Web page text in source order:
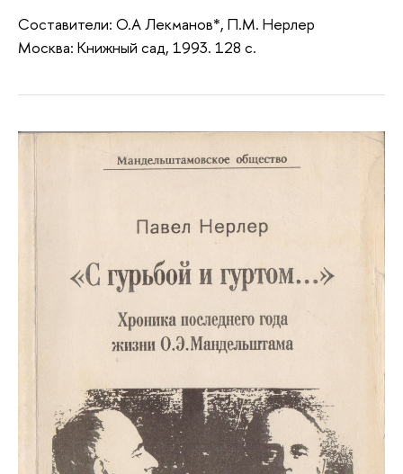
Составители: О.А Лекманов*, П.М. Нерлер
Москва: Книжный сад, 1993. 128 с.